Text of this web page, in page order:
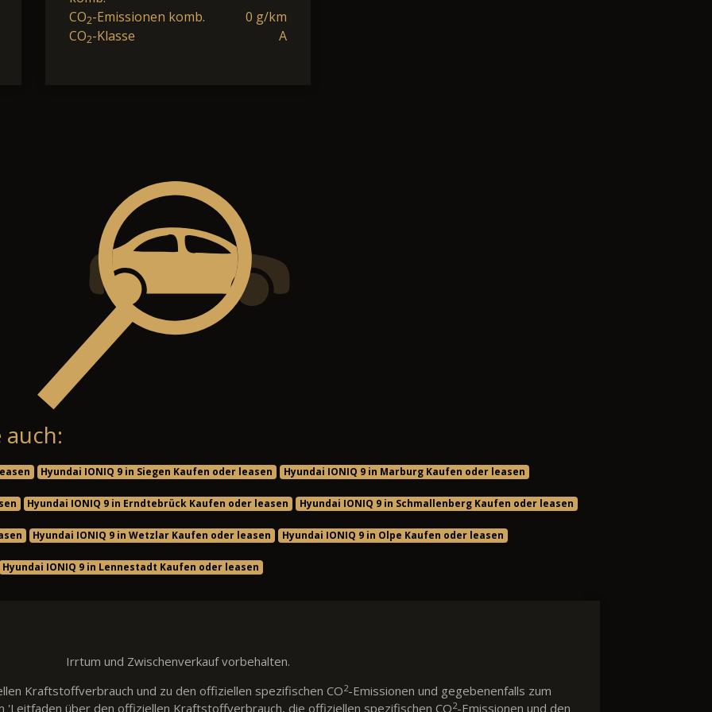
CO2-Emissionen komb.
0 g/km
CO2-Klasse A
Hyundai IONIQ 9 in Siegen Kaufen oder leasen Hyundai IONIQ 9 in Marburg Kaufen oder leasen
Hyundai IONIQ 9 in Erndtebrück Kaufen oder leasen Hyundai IONIQ 9 in Schmallenberg Kaufen oder leasen
Hyundai IONIQ 9 in Wetzlar Kaufen oder leasen Hyundai IONIQ 9 in Olpe Kaufen oder leasen
Hyundai IONIQ 9 in Lennestadt Kaufen oder leasen
Irrtum und Zwischenverkauf vorbehalten.
Kraftstoffverbrauch und zu den offiziellen spezifischen CO2-Emissionen und gegebenenfalls zum
'Leitfaden über den offiziellen Kraftstoffverbrauch, die offiziellen spezifischen CO2-Emissionen und den